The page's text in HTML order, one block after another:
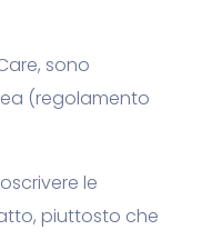
sono
(regolamento
le
piuttosto che